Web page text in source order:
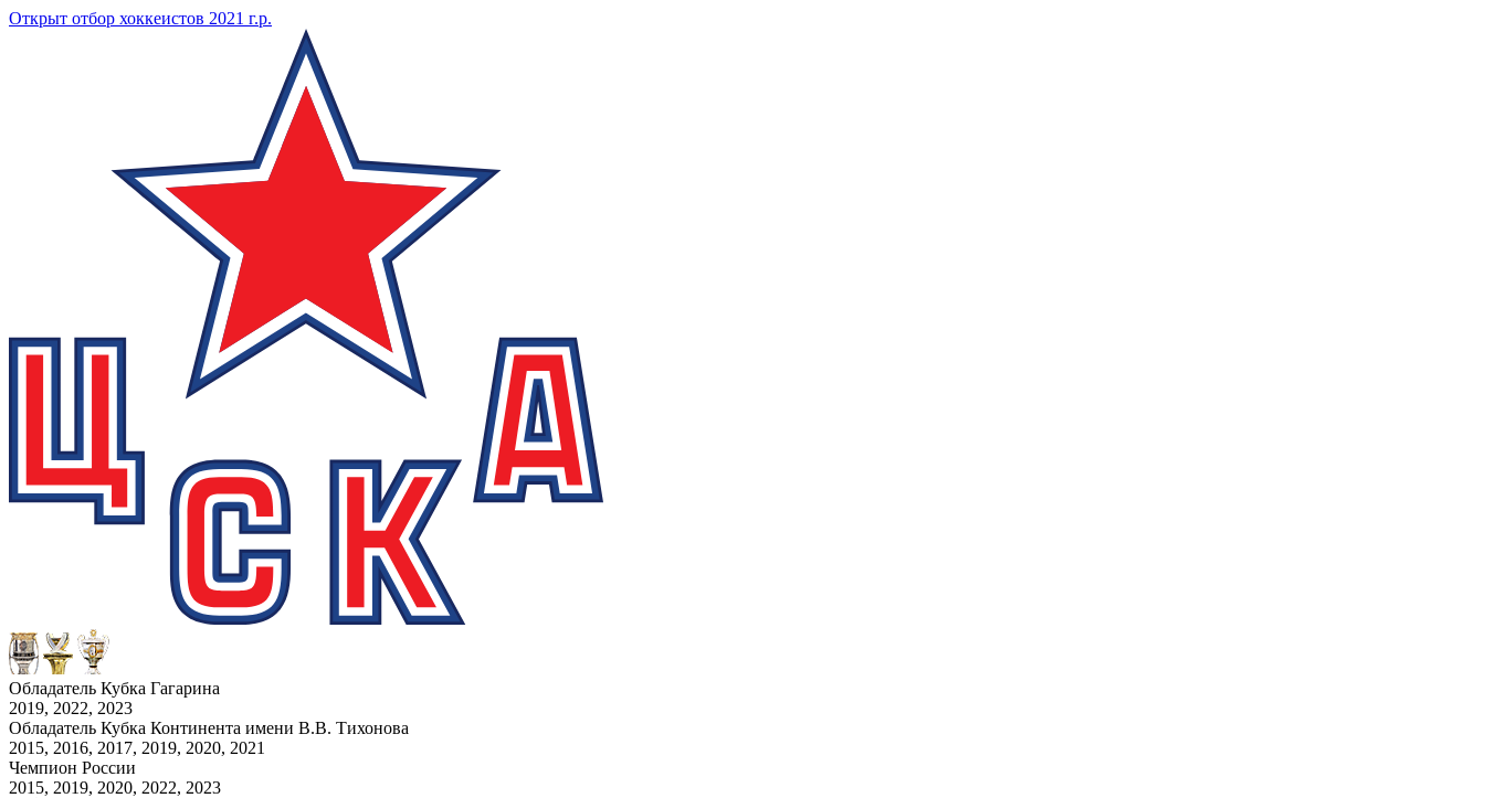
Открыт отбор хоккеистов 2021 г.р.
Обладатель Кубка Гагарина
2019, 2022, 2023
Обладатель Кубка Континента имени В.В. Тихонова
2015, 2016, 2017, 2019, 2020, 2021
Чемпион России
2015, 2019, 2020, 2022, 2023